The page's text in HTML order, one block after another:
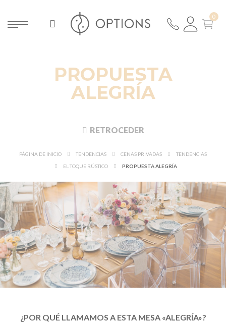
PROPUESTA
ALEGRÍA
RETROCEDER
PÁGINA DE INICIO TENDENCIAS CENAS PRIVADAS
TENDENCIAS
EL TOQUE RÚSTICO
PROPUESTA ALEGRÍA
¿POR QUÉ LLAMAMOS A ESTA MESA «ALEGRÍA»?